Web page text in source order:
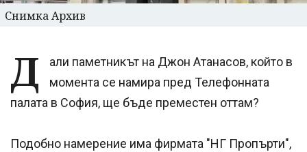
Снимка Архив
Д
али паметникът на Джон Атанасов, който в
момента се намира пред Телефонната
палата в София, ще бъде преместен оттам?
Подобно намерение има фирмата "НГ Пропърти",